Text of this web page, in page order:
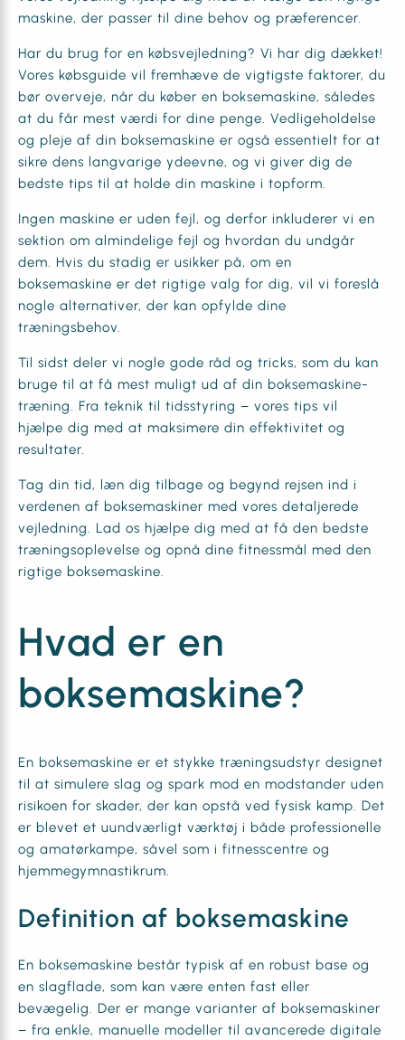
maskine, der passer til dine behov og præferencer.
Har du brug for en købsvejledning? Vi har dig dækket!
Vores købsguide vil fremhæve de vigtigste faktorer, du
bør overveje, når du køber en boksemaskine, således
at du får mest værdi for dine penge. Vedligeholdelse
og pleje af din boksemaskine er også essentielt for at
sikre dens langvarige ydeevne, og vi giver dig de
bedste tips til at holde din maskine i topform.
Ingen maskine er uden fejl, og derfor inkluderer vi en
sektion om almindelige fejl og hvordan du undgår
dem. Hvis du stadig er usikker på, om en
boksemaskine er det rigtige valg for dig, vil vi foreslå
nogle alternativer, der kan opfylde dine
træningsbehov.
Til sidst deler vi nogle gode råd og tricks, som du kan
bruge til at få mest muligt ud af din boksemaskine-
træning. Fra teknik til tidsstyring – vores tips vil
hjælpe dig med at maksimere din effektivitet og
resultater.
Tag din tid, læn dig tilbage og begynd rejsen ind i
verdenen af boksemaskiner med vores detaljerede
vejledning. Lad os hjælpe dig med at få den bedste
træningsoplevelse og opnå dine fitnessmål med den
rigtige boksemaskine.
Hvad er en
boksemaskine?
En boksemaskine er et stykke træningsudstyr designet
til at simulere slag og spark mod en modstander uden
risikoen for skader, der kan opstå ved fysisk kamp. Det
er blevet et uundværligt værktøj i både professionelle
og amatørkampe, såvel som i fitnesscentre og
hjemmegymnastikrum.
Definition af boksemaskine
En boksemaskine består typisk af en robust base og
en slagflade, som kan være enten fast eller
bevægelig. Der er mange varianter af boksemaskiner
– fra enkle, manuelle modeller til avancerede digitale